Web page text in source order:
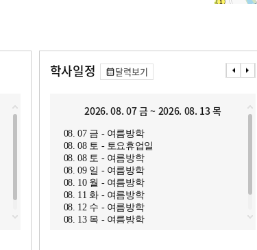
학사일정 달력보기
2026. 08. 07 금 ~ 2026. 08. 13 목
08. 07 금 - 여름방학
08. 08 토 - 토요휴업일
08. 08 토 - 여름방학
08. 09 일 - 여름방학
08. 10 월 - 여름방학
08. 11 화 - 여름방학
08. 12 수 - 여름방학
08. 13 목 - 여름방학